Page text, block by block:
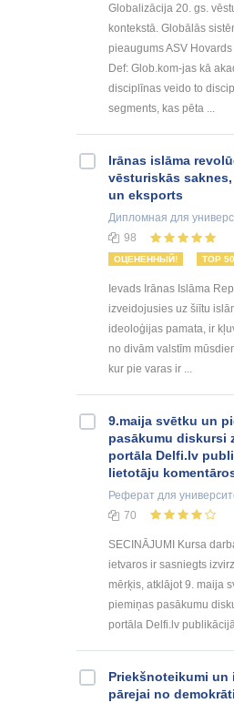
Globalizācija 20. gs.
kontekstā. Globālās
pieaugums ASV
Def: Glob.kom-jas kā
disciplīnas veido to
segments, kas pēta ...
Irānas islāma
vēsturiskās
un eksports
Дипломная для
98
ОЦЕНЕННЫЙ! TOP
Ievads Irānas Islāma
izveidojusies uz šiītu
ideoloģijas pamata, ir
no divām valstīm
kur pie varas ir ...
9.maija svētku un
pasākumu diskursi
portāla Delfi.lv
lietotāju
Реферат для
70
SECINĀJUMI Kursa
ietvaros ir sasniegts
mērķis, atklājot 9. maija
piemiņas pasākumu
portāla Delfi.lv
Priekšnoteikumi un
pārejai no